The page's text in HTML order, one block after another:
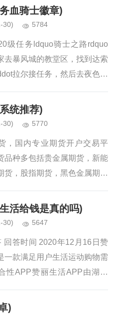
件，股票实时异动推送！官方
血骑士徽章)
30) 5784
级任务ldquo骑士之路rdquo
去暴风城的教堂区，找到达索
拉尔接任务，然后去夜色镇
荣誉的证明rdquo，最终获
统推荐)
30) 5770
，国内专业期货开户交易平
品种多包括贵金属期货，新能
货，股指期货，黑色金属期货
活给钱是真的吗)
30) 5647
回答时间 2020年12月16日赞
一款满足用户生活运动购物需
性APP赞丽生活APP由湖南
于赞丽生活是什么的问题。...
)